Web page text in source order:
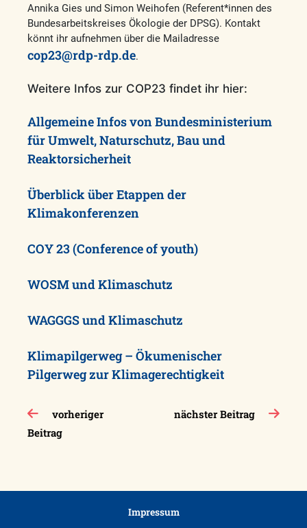
Annika Gies und Simon Weihofen (Referent*innen des
Bundesarbeitskreises Ökologie der DPSG). Kontakt
könnt ihr aufnehmen über die Mailadresse
cop23@rdp-rdp.de.
Weitere Infos zur COP23 findet ihr hier:
Allgemeine Infos von Bundesministerium
für Umwelt, Naturschutz, Bau und
Reaktorsicherheit
Überblick über Etappen der
Klimakonferenzen
COY 23 (Conference of youth)
WOSM und Klimaschutz
WAGGGS und Klimaschutz
Klimapilgerweg – Ökumenischer
Pilgerweg zur Klimagerechtigkeit
Beitragsnavigation
vorheriger
Beitrag
nächster Beitrag
Impressum